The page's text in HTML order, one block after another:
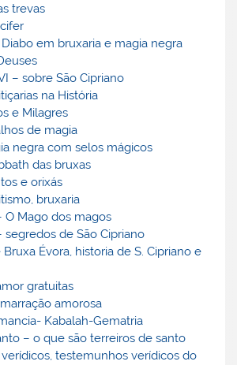
trevas
em bruxaria e magia negra
– sobre São Cipriano
na História
e Milagres
de magia
negra com selos mágicos
das bruxas
e orixás
bruxaria
O Mago dos magos
segredos de São Cipriano
Évora, historia de S. Cipriano e
gratuitas
amorosa
Kabalah-Gematria
– o que são terreiros de santo
testemunhos verídicos do